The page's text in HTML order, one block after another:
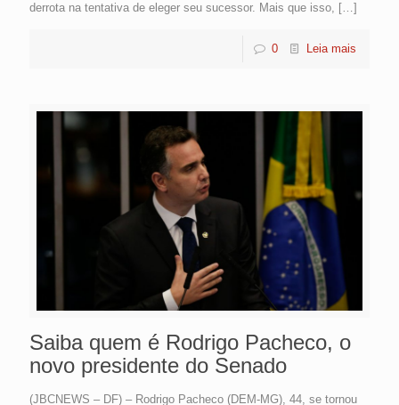
derrota na tentativa de eleger seu sucessor. Mais que isso, […]
0 Leia mais
Saiba quem é Rodrigo Pacheco, o
novo presidente do Senado
(JBCNEWS – DF) – Rodrigo Pacheco (DEM-MG), 44, se tornou